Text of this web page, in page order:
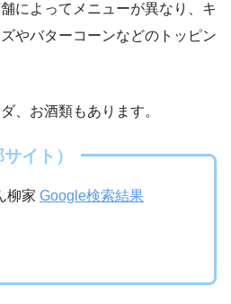
によってメニューが異なり、キ
やバターコーンなどのトッピン
、お酒類もあります。
イト）
柳家 Google検索結果